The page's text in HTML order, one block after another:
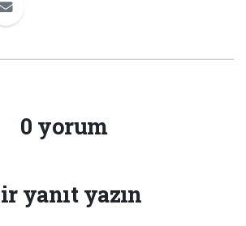
0 yorum
yanıt yazın